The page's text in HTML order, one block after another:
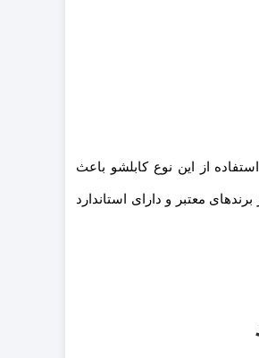
است. استفاده از این نوع کابلشو باعث
معتبر و دارای استاندارد